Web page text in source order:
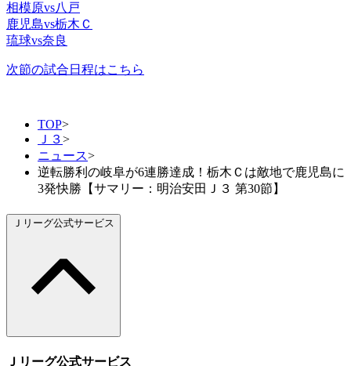
相模原vs八戸
鹿児島vs栃木Ｃ
琉球vs奈良
次節の試合日程はこちら
TOP>
Ｊ３>
ニュース>
逆転勝利の岐阜が6連勝達成！栃木Ｃは敵地で鹿児島に
3発快勝【サマリー：明治安田Ｊ３ 第30節】
Ｊリーグ公式サービス
Ｊリーグ公式サービス